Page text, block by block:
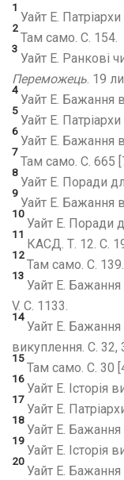
1
Уайт Е.
2
Там само. С. 154.
3
Уайт Е. Ранкові
Переможець. 19
4
Уайт Е. Бажання
5
Уайт Е.
6
Уайт Е. Бажання
7
Там само. С. 665
8
Уайт Е. Поради
9
Уайт Е. Бажання
10
Уайт Е. Поради
11
КАСД. Т. 12. С.
12
Там само. С. 139.
13
Уайт Е.
V. С. 1133.
14
Уайт Е. Бажання
викуплення. С. 32,
15
Там само. С. 30
16
Уайт Е. Історія
17
Уайт Е.
18
Уайт Е. Бажання
19
Уайт Е. Історія
20
Уайт Е. Бажання